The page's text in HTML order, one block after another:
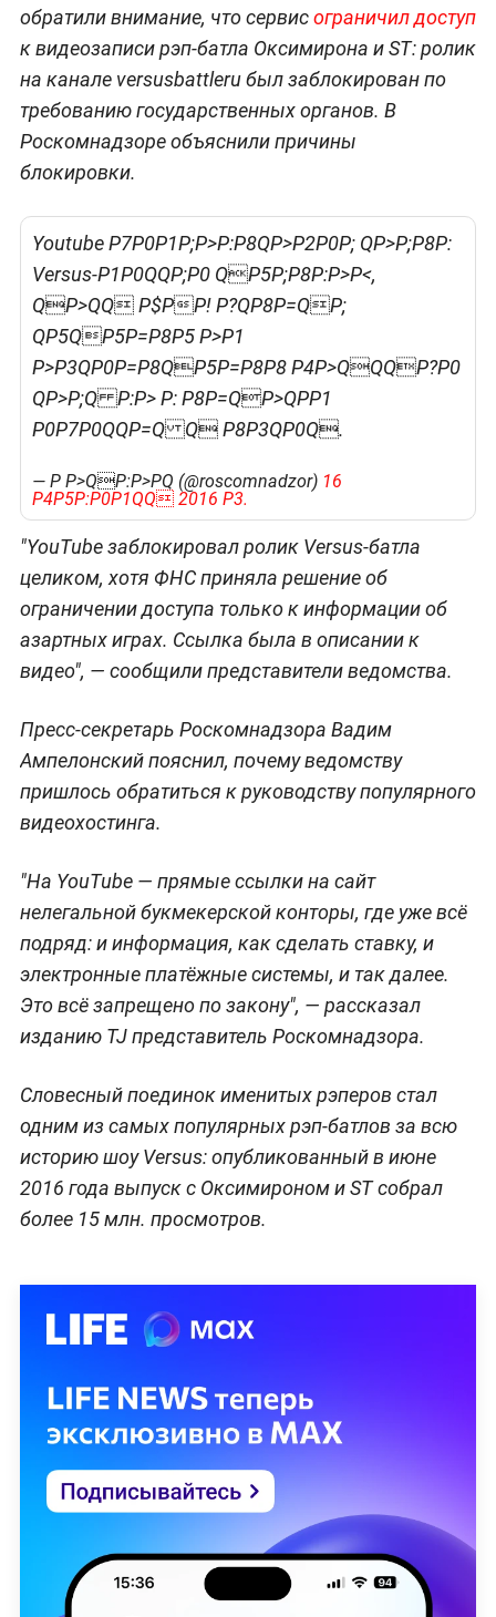
обратили внимание, что сервисограничил доступ
к видеозаписи рэп-батла Оксимирона и ST: ролик
на канале versusbattleru был заблокирован по
требованию государственных органов. В
Роскомнадзоре объяснили причины
блокировки.
Youtube P7P0P1P;P>P:P8QP>P2P0P; QP>P;P8P:
Versus-P1P0QQP;P0 QP5P;P8P:P>P<,
QP>QQ P$PP! P?QP8P=QP;
QP5QP5P=P8P5 P>P1
P>P3QP0P=P8QP5P=P8P8 P4P>QQQP?P0
QP>P;Q P:P> P: P8P=QP>QPP1
P0P7P0QQP=Q Q P8P3QP0Q.
— P P>QP:P>PQ (@roscomnadzor) 16
P4P5P:P0P1QQ 2016 P3.
"YouTube заблокировал ролик Versus-батла
целиком, хотя ФНС приняла решение об
ограничении доступа только к информации об
азартных играх. Ссылка была в описании к
видео", — сообщили представители ведомства.
Пресс-секретарь Роскомнадзора Вадим
Ампелонский пояснил, почему ведомству
пришлось обратиться к руководству популярного
видеохостинга.
"На YouTube — прямые ссылки на сайт
нелегальной букмекерской конторы, где уже всё
подряд: и информация, как сделать ставку, и
электронные платёжные системы, и так далее.
Это всё запрещено по закону", — рассказал
изданию TJ представитель Роскомнадзора.
Словесный поединок именитых рэперов стал
одним из самых популярных рэп-батлов за всю
историю шоу Versus: опубликованный в июне
2016 года выпуск с Оксимироном и ST собрал
более 15 млн. просмотров.